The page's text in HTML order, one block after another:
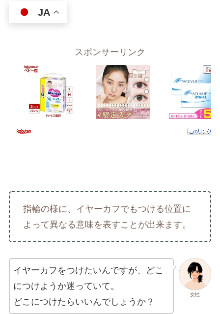
JA
スポンサーリンク
指輪の様に、イヤーカフでもつける位置に
よって異なる意味を表すことが出来ます。
女性
イヤーカフをつけたいんですが、どこ
につけようか迷っていて。
どこにつけたらいいんでしょうか？